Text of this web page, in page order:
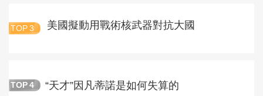
TOP 3 美國擬動用戰術核武器對抗大國
TOP 4 “天才”因凡蒂諾是如何失算的